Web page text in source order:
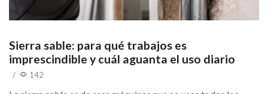
Sierra sable: para qué trabajos es
imprescindible y cuál aguanta el uso diario
/ 142